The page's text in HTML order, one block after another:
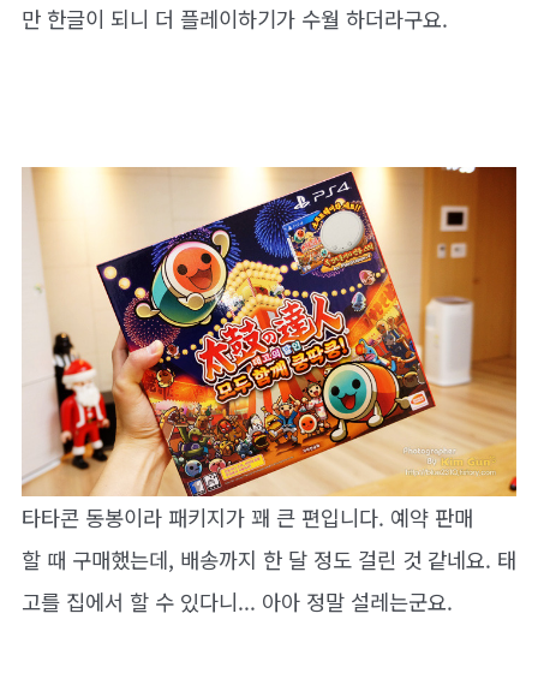
만 한글이 되니 더 플레이하기가 수월 하더라구요.
타타콘 동봉이라 패키지가 꽤 큰 편입니다. 예약 판매
할 때 구매했는데, 배송까지 한 달 정도 걸린 것 같네요. 태
고를 집에서 할 수 있다니... 아아 정말 설레는군요.